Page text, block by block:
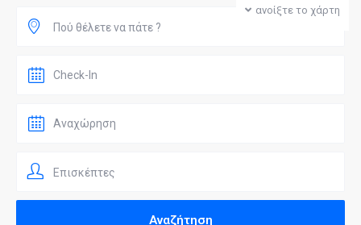
ανοίξτε το χάρτη
Πού θέλετε να πάτε ?
Επισκέπτες